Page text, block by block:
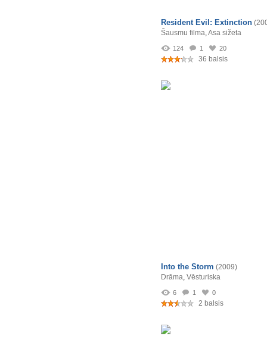
Resident Evil: Extinction
Šausmu filma,Asa sižeta
124 1 20
36 balsis
Into the Storm (2009)
Drāma, Vēsturiska
6 1 0
2 balsis